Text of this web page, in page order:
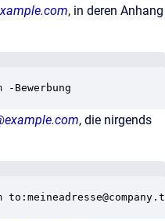
, in deren Anhang
, die nirgends